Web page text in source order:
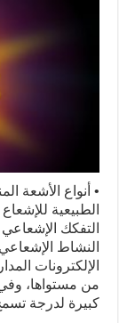
• أنواع الأشعة
الطبيعية
التفكك
النشاط
الإلكترونات
من مستواها،
كبيرة لدرجة